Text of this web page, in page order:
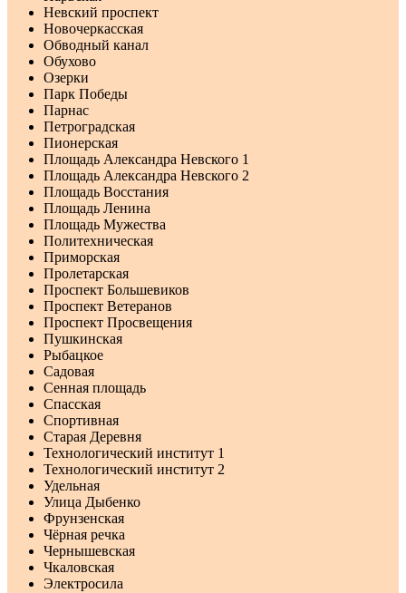
Невский проспект
Новочеркасская
Обводный канал
Обухово
Озерки
Парк Победы
Парнас
Петроградская
Пионерская
Площадь Александра Невского 1
Площадь Александра Невского 2
Площадь Восстания
Площадь Ленина
Площадь Мужества
Политехническая
Приморская
Пролетарская
Проспект Большевиков
Проспект Ветеранов
Проспект Просвещения
Пушкинская
Рыбацкое
Садовая
Сенная площадь
Спасская
Спортивная
Старая Деревня
Технологический институт 1
Технологический институт 2
Удельная
Улица Дыбенко
Фрунзенская
Чёрная речка
Чернышевская
Чкаловская
Электросила